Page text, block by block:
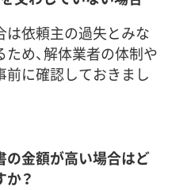
は依頼主の過失とみな
め、解体業者の体制や
前に確認しておきまし
の金額が高い場合はど
？